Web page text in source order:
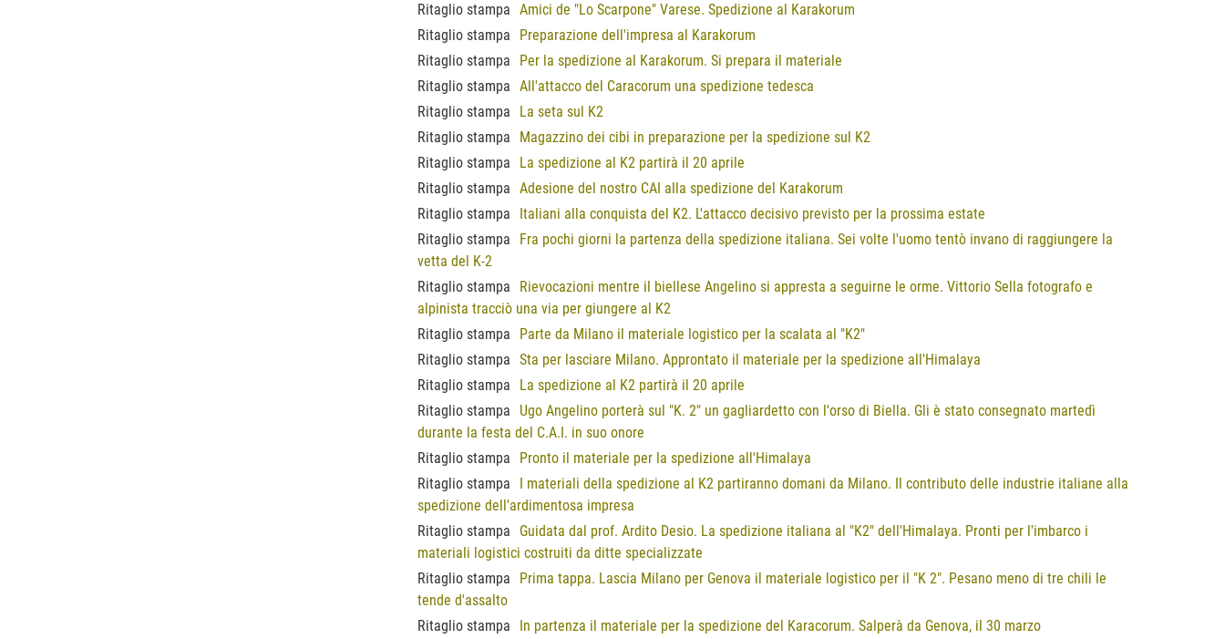
Ritaglio stampa Amici de "Lo Scarpone" Varese. Spedizione al Karakorum
Ritaglio stampa
Preparazione dell'impresa al Karakorum
Ritaglio stampa
Per la spedizione al Karakorum. Si prepara il materiale
Ritaglio stampa All'attacco del Caracorum una spedizione tedesca
Ritaglio stampa
La seta sul K2
Ritaglio stampa
Magazzino dei cibi in preparazione per la spedizione sul K2
Ritaglio stampa
La spedizione al K2 partirà il 20 aprile
Ritaglio stampa Adesione del nostro CAI alla spedizione del Karakorum
Ritaglio stampa
Italiani alla conquista del K2. L'attacco decisivo previsto per la prossima estate
Ritaglio stampa
Fra pochi giorni la partenza della spedizione italiana. Sei volte l'uomo tentò invano di raggiungere la
vetta del K-2
Ritaglio stampa
Rievocazioni mentre il biellese Angelino si appresta a seguirne le orme. Vittorio Sella fotografo e
alpinista tracciò una via per giungere al K2
Ritaglio stampa
Parte da Milano il materiale logistico per la scalata al "K2"
Ritaglio stampa Sta per lasciare Milano. Approntato il materiale per la spedizione all'Himalaya
Ritaglio stampa
La spedizione al K2 partirà il 20 aprile
Ritaglio stampa
Ugo Angelino porterà sul "K. 2" un gagliardetto con l'orso di Biella. Gli è stato consegnato martedì
durante la festa del C.A.I. in suo onore
Ritaglio stampa
Pronto il materiale per la spedizione all'Himalaya
Ritaglio stampa
I materiali della spedizione al K2 partiranno domani da Milano. Il contributo delle industrie italiane alla
spedizione dell'ardimentosa impresa
Ritaglio stampa
Guidata dal prof. Ardito Desio. La spedizione italiana al "K2" dell'Himalaya. Pronti per l'imbarco i
materiali logistici costruiti da ditte specializzate
Ritaglio stampa
Prima tappa. Lascia Milano per Genova il materiale logistico per il "K 2". Pesano meno di tre chili le
tende d'assalto
Ritaglio stampa
In partenza il materiale per la spedizione del Karacorum. Salperà da Genova, il 30 marzo